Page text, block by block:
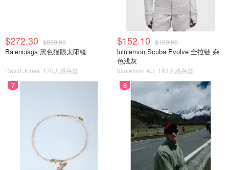
$272.30 $650.00
Balenciaga 黑色猫眼太阳镜
David Jones 170人感兴趣
$152.10 $169.00
lululemon Scuba Evolve 全拉链 杂
色浅灰
lululemon AU 163人感兴趣
7 8